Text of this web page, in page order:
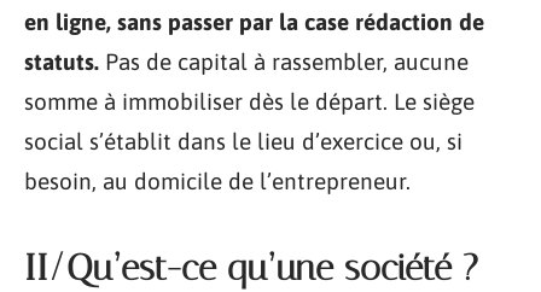
en ligne, sans passer par la case rédaction de
statuts. Pas de capital à rassembler, aucune
somme à immobiliser dès le départ. Le siège
social s’établit dans le lieu d’exercice ou, si
besoin, au domicile de l’entrepreneur.
II/Qu’est-ce qu’une société ?